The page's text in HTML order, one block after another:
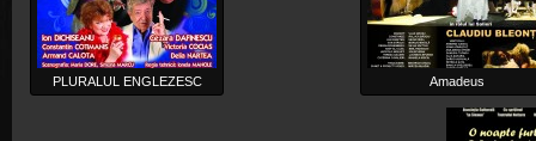
PLURALUL ENGLEZESC Amadeus